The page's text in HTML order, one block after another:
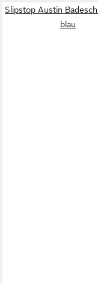
Slipstop Austin
blau